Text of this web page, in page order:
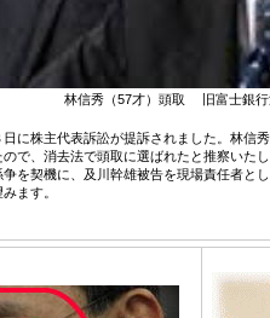
林信秀（57才）頭取 旧富士銀
に株主代表訴訟が提訴されました。林信
で、消去法で頭取に選ばれたと推察いた
争を契機に、及川幹雄被告を現場責任者と
ます。